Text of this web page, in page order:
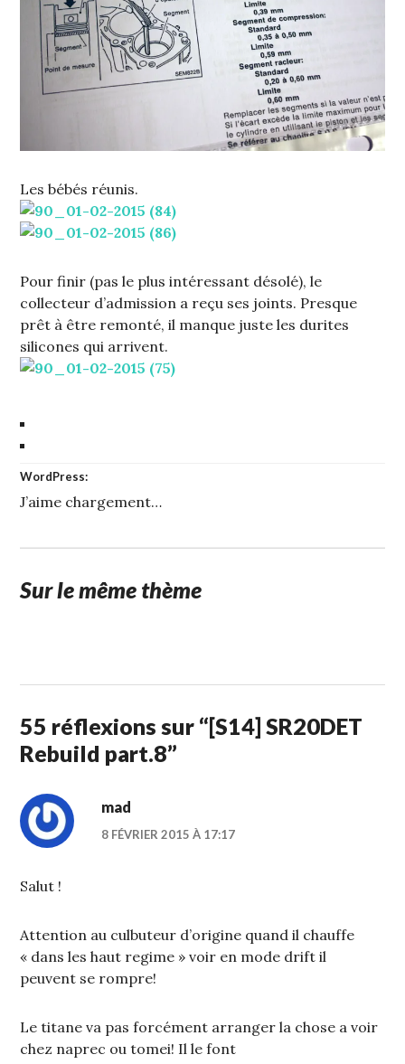
Les bébés réunis.
Pour finir (pas le plus intéressant désolé), le
collecteur d’admission a reçu ses joints. Presque
prêt à être remonté, il manque juste les durites
silicones qui arrivent.
WordPress:
J’aime chargement…
Sur le même thème
55 réflexions sur “[S14] SR20DET
Rebuild part.8”
mad
8 FÉVRIER 2015 À 17:17
Salut !
Attention au culbuteur d’origine quand il chauffe
« dans les haut regime » voir en mode drift il
peuvent se rompre!
Le titane va pas forcément arranger la chose a voir
chez naprec ou tomei! Il le font